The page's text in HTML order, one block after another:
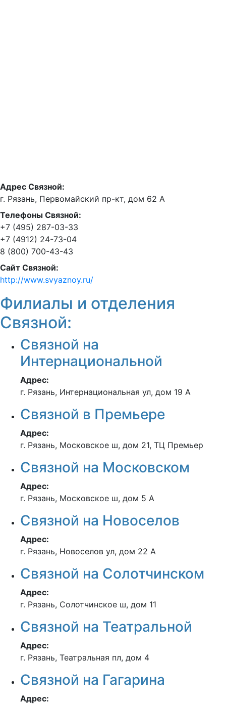
Адрес Связной:
г. Рязань, Первомайский пр-кт, дом 62 А
Телефоны Связной:
+7 (495) 287-03-33
+7 (4912) 24-73-04
8 (800) 700-43-43
Сайт Связной:
http://www.svyaznoy.ru/
Филиалы и отделения
Связной:
Связной на
Интернациональной
Адрес:
г. Рязань, Интернациональная ул, дом 19 А
Связной в Премьере
Адрес:
г. Рязань, Московское ш, дом 21, ТЦ Премьер
Связной на Московском
Адрес:
г. Рязань, Московское ш, дом 5 А
Связной на Новоселов
Адрес:
г. Рязань, Новоселов ул, дом 22 А
Связной на Солотчинском
Адрес:
г. Рязань, Солотчинское ш, дом 11
Связной на Театральной
Адрес:
г. Рязань, Театральная пл, дом 4
Связной на Гагарина
Адрес: